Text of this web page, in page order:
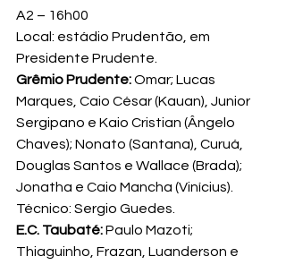
A2 – 16h00
Local: estádio Prudentão, em
Presidente Prudente.
Grêmio Prudente: Omar; Lucas
Marques, Caio César (Kauan), Junior
Sergipano e Kaio Cristian (Ângelo
Chaves); Nonato (Santana), Curuá,
Douglas Santos e Wallace (Brada);
Jonatha e Caio Mancha (Vinícius).
Técnico: Sergio Guedes.
E.C. Taubaté: Paulo Mazoti;
Thiaguinho, Frazan, Luanderson e